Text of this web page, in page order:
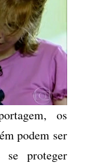
os
podem ser
se proteger